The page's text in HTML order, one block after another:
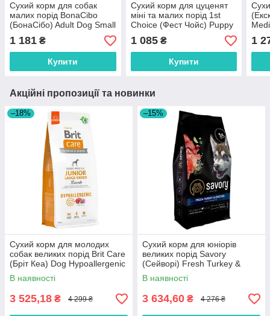
Сухий корм для собак
малих порід BonaCibo
(БонаСібо) Adult Dog Small
Breed Chicken & Rice with
Anchovy курка анчоуси та
рис 4 кг
1 181 ₴
Купити
Сухий корм для цуценят
міні та малих порід 1st
Choice (Фест Чойс) Puppy
Toy and Small Breeds з
куркою 2 кг
1 085₴
Купити
кг
1
Акційні пропозиції та новинки
–18%
Сухий корм для молодих
собак великих порід Brit Care
(Бріт Кеа) Dog Hypoallergenic
Junior Large Breed з ягням 12
кг
В наявності
3 525,18 ₴ 4 299 ₴
–15%
Сухий корм для юніорів
великих порід Savory
(Cейворi) Fresh Turkey &
Сhicken Junior Large Breeds
зі свіжою індичкою та курко
12 кг
В наявності
3 634,60 ₴ 4 276 ₴